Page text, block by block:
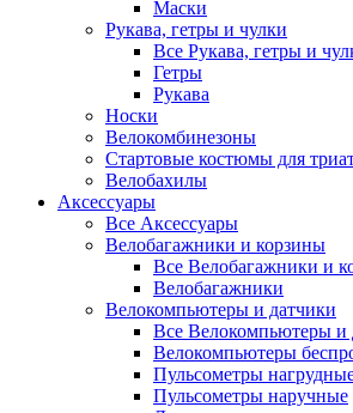
Маски
Рукава, гетры и чулки
Все Рукава, гетры и
Гетры
Рукава
Носки
Велокомбинезоны
Стартовые костюмы для
Велобахилы
Аксессуары
Все Аксессуары
Велобагажники и корзины
Все Велобагажники и
Велобагажники
Велокомпьютеры и датчики
Все Велокомпьютеры и
Велокомпьютеры
Пульсометры
Пульсометры наручные